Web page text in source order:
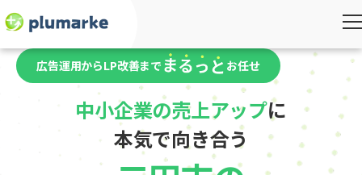
広告運用からLP改善まで お任せ
中小企業の売上アップに
本気で向き合う